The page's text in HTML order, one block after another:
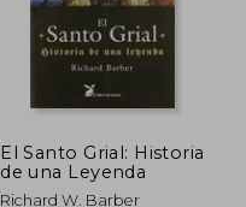
El Santo Grial: Historia
de una Leyenda
Richard W. Barber